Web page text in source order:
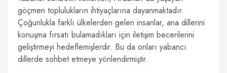
göçmen toplulukların ihtiyaçlarına dayanmaktadır.
Çoğunlukla farklı ülkelerden gelen insanlar, ana dillerini
konuşma fırsatı bulamadıkları için iletişim becerilerini
geliştirmeyi hedeflemişlerdir. Bu da onları yabancı
dillerde sohbet etmeye yönlendirmiştir.